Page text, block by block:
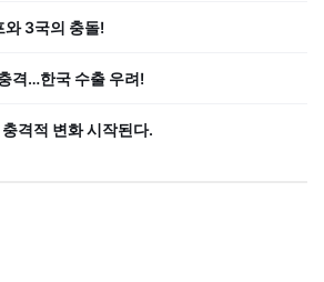
와 3국의 충돌!
격…한국 수출 우려!
격적 변화 시작된다.